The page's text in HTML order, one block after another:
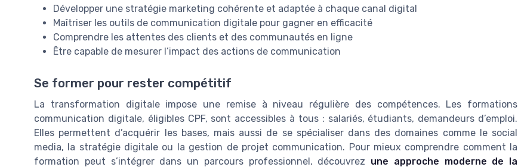
Développer une stratégie marketing cohérente et adaptée à chaque canal digital
Maîtriser les outils de communication digitale pour gagner en efficacité
Comprendre les attentes des clients et des communautés en ligne
Être capable de mesurer l’impact des actions de communication
Se former pour rester compétitif
La transformation digitale impose une remise à niveau régulière des compétences. Les formations
communication digitale, éligibles CPF, sont accessibles à tous : salariés, étudiants, demandeurs d’emploi.
Elles permettent d’acquérir les bases, mais aussi de se spécialiser dans des domaines comme le social
media, la stratégie digitale ou la gestion de projet communication. Pour mieux comprendre comment la
formation peut s’intégrer dans un parcours professionnel, découvrez une approche moderne de la